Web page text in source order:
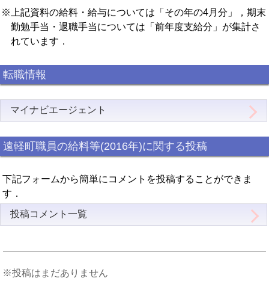
※上記資料の給料・給与については「その年の4月分」，期末
勤勉手当・退職手当については「前年度支給分」が集計さ
れています．
転職情報
マイナビエージェント
遠軽町職員の給料等(2016年)に関する投稿
下記フォームから簡単にコメントを投稿することができま
す．
投稿コメント一覧
※投稿はまだありません